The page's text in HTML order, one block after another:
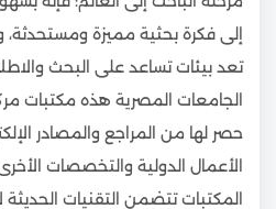
إلى فكرة بحثية مميزة ومستحدثة،
تعد بيئات تساعد على البحث
الجامعات المصرية هذه مكتبات
حصر لها من المراجع والمصادر
الأعمال الدولية والتخصصات
المكتبات تتضمن التقنيات